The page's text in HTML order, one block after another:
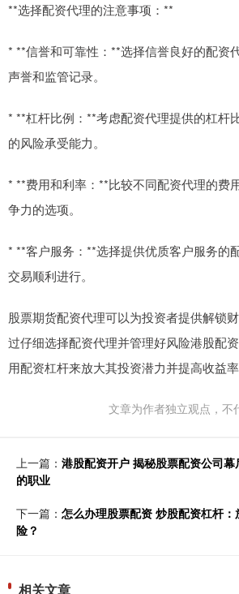
**选择配资代理的注意事项：**
* **信誉和可靠性：**选择信誉良好的配资
声誉和监管记录。
* **杠杆比例：**考虑配资代理提供的杠杆
的风险承受能力。
* **费用和利率：**比较不同配资代理的费
争力的选项。
* **客户服务：**选择提供优质客户服务的
交易顺利进行。
股票期货配资代理可以为投资者提供解锁
过仔细选择配资代理并管理好风险港股配
用配资杠杆来放大其投资潜力并提高收益率
文章为作者独立观点，不
上一篇： 港股配资开户 揭秘股票配资公司
的职业
下一篇： 怎么办理股票配资 炒股配资杠杆
险？
相关文章